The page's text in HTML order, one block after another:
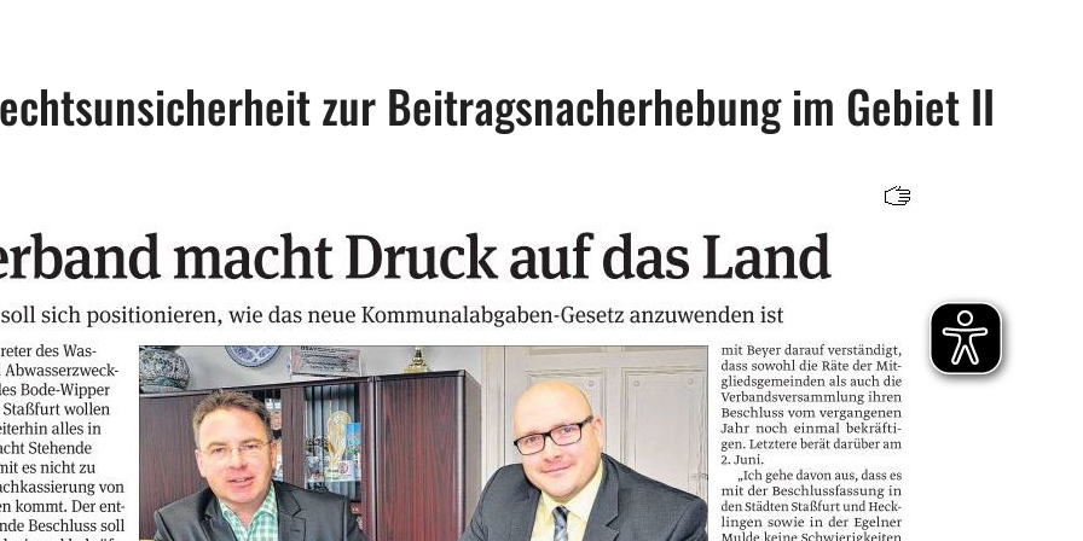
zur Beitragsnacherhebung im Gebiet II